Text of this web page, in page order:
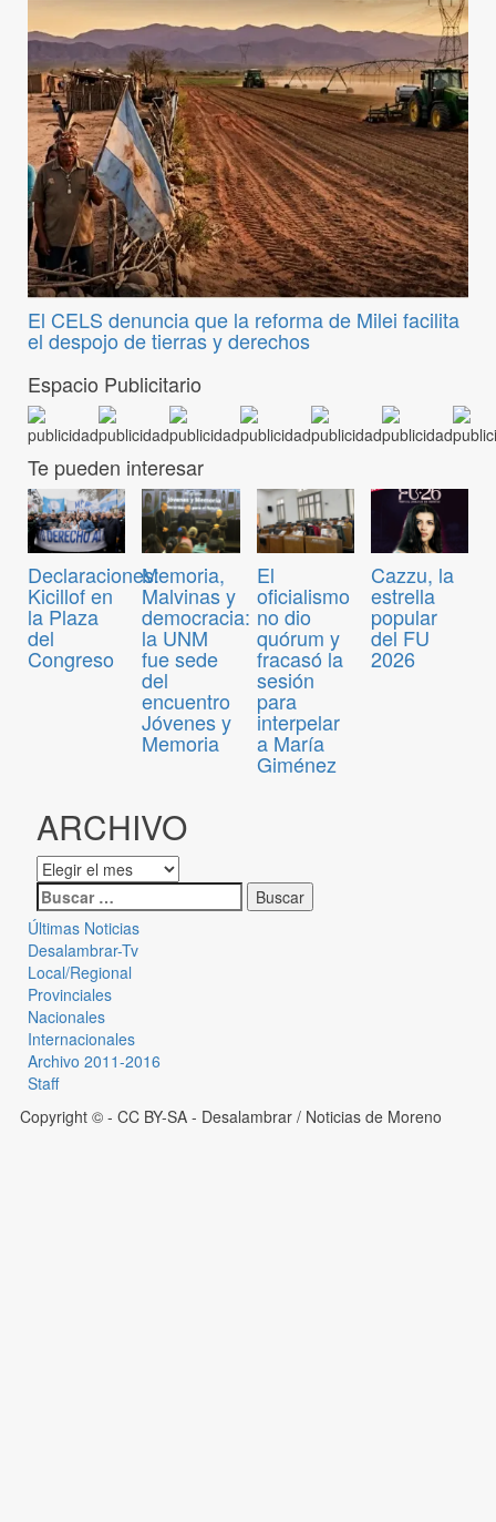
El CELS denuncia que la reforma de Milei facilita
el despojo de tierras y derechos
Espacio Publicitario
Te pueden interesar
Declaraciones:
Kicillof en
la Plaza
del
Congreso
Memoria,
Malvinas y
democracia:
la UNM
fue sede
del
encuentro
Jóvenes y
Memoria
El
oficialismo
no dio
quórum y
fracasó la
sesión
para
interpelar
a María
Giménez
Cazzu, la
estrella
popular
del FU
2026
ARCHIVO
Últimas Noticias
Desalambrar-Tv
Local/Regional
Provinciales
Nacionales
Internacionales
Archivo 2011-2016
Staff
Copyright © - CC BY-SA - Desalambrar / Noticias de Moreno